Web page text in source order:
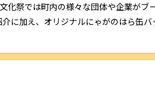
化祭では町内の様々な団体や企業がブ
に加え、オリジナルにゃがのはら缶バ